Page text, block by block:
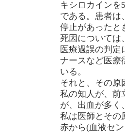
キシロカインを
である。患者は
停止があったと
死因については
医療過誤の判
ナースなど医療
いる。
それと、その原
私の知人が、前
が、出血が多く
私は医師とその
赤から(血液セ